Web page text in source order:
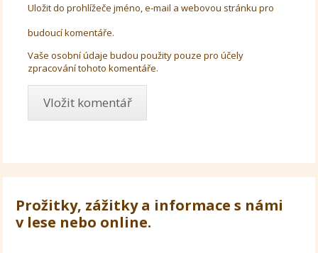
Uložit do prohlížeče jméno, e-mail a webovou stránku pro
budoucí komentáře.
Vaše osobní údaje budou použity pouze pro účely
zpracování tohoto komentáře.
Prožitky, zážitky a informace s námi
v lese nebo online.